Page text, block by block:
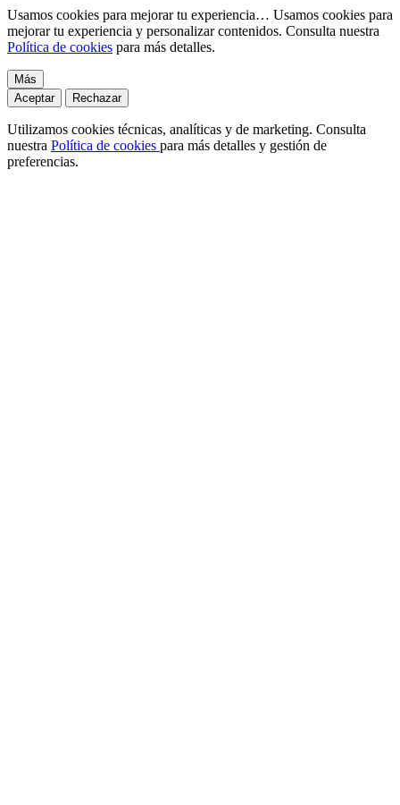
Usamos cookies para mejorar tu experiencia… Usamos cookies para
mejorar tu experiencia y personalizar contenidos. Consulta nuestra
Política de cookies para más detalles.
Más
Aceptar
Rechazar
Utilizamos cookies técnicas, analíticas y de marketing. Consulta
nuestra Política de cookies para más detalles y gestión de
preferencias.